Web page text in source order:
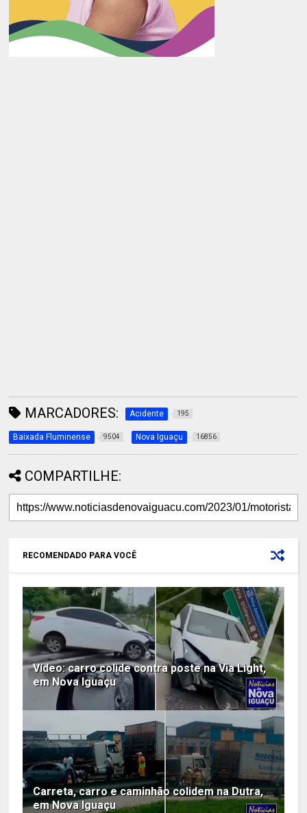
MARCADORES: Acidente 195
Baixada Fluminense 9504 Nova Iguaçu 16856
COMPARTILHE:
RECOMENDADO PARA VOCÊ
Vídeo: carro colide contra poste na Via Light,
em Nova Iguaçu
Carreta, carro e caminhão colidem na Dutra,
em Nova Iguaçu